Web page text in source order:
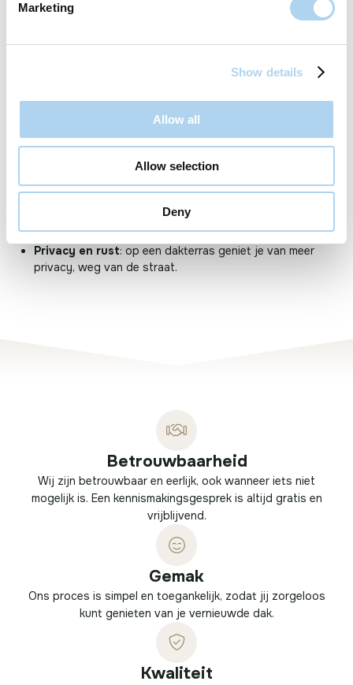
Marketing
Show details
Allow all
Allow selection
Deny
: ideaal in stedelijke gebieden waar
Verhoogt de waarde van je woning: een dakterras is
een populaire toevoeging en kan de waarde van je huis
aanzienlijk verhogen.
verkoeling, meer privacy, mooiere uitstraling en draagt bij
aan de biodiversiteit in de omgeving.
Meer zonuren en beter uitzicht
meer zonlicht en biedt een beter uitzicht dan een tuin.
Privacy en rust: op een dakterras geniet je van meer
privacy, weg van de straat.
Betrouwbaarheid
Wij zijn betrouwbaar en eerlijk, ook wanneer iets niet
mogelijk is. Een kennismakingsgesprek is altijd gratis en
vrijblijvend.
Gemak
Ons proces is simpel en toegankelijk, zodat jij zorgeloos
kunt genieten van je vernieuwde dak.
Kwaliteit